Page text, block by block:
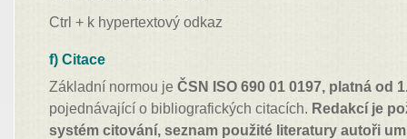
Ctrl + k hypertextový odkaz
f) Citace
Základní normou je ČSN ISO 690 01 0197, platná od
pojednávající o bibliografických citacích. Redakcí je
systém citování, seznam použité literatury autoři